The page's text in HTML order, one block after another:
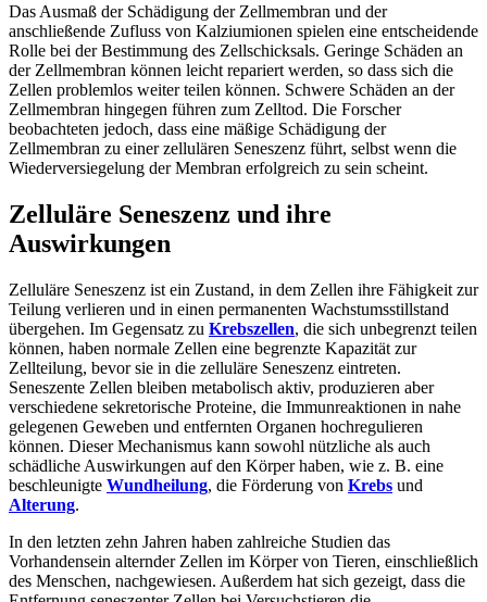
Das Ausmaß der Schädigung der Zellmembran und der
anschließende Zufluss von Kalziumionen spielen eine entscheidende
Rolle bei der Bestimmung des Zellschicksals. Geringe Schäden an
der Zellmembran können leicht repariert werden, so dass sich die
Zellen problemlos weiter teilen können. Schwere Schäden an der
Zellmembran hingegen führen zum Zelltod. Die Forscher
beobachteten jedoch, dass eine mäßige Schädigung der
Zellmembran zu einer zellulären Seneszenz führt, selbst wenn die
Wiederversiegelung der Membran erfolgreich zu sein scheint.
Zelluläre Seneszenz und ihre
Auswirkungen
Zelluläre Seneszenz ist ein Zustand, in dem Zellen ihre Fähigkeit zur
Teilung verlieren und in einen permanenten Wachstumsstillstand
übergehen. Im Gegensatz zu Krebszellen, die sich unbegrenzt teilen
können, haben normale Zellen eine begrenzte Kapazität zur
Zellteilung, bevor sie in die zelluläre Seneszenz eintreten.
Seneszente Zellen bleiben metabolisch aktiv, produzieren aber
verschiedene sekretorische Proteine, die Immunreaktionen in nahe
gelegenen Geweben und entfernten Organen hochregulieren
können. Dieser Mechanismus kann sowohl nützliche als auch
schädliche Auswirkungen auf den Körper haben, wie z. B. eine
beschleunigte Wundheilung, die Förderung von Krebs und
Alterung.
In den letzten zehn Jahren haben zahlreiche Studien das
Vorhandensein alternder Zellen im Körper von Tieren, einschließlich
des Menschen, nachgewiesen. Außerdem hat sich gezeigt, dass die